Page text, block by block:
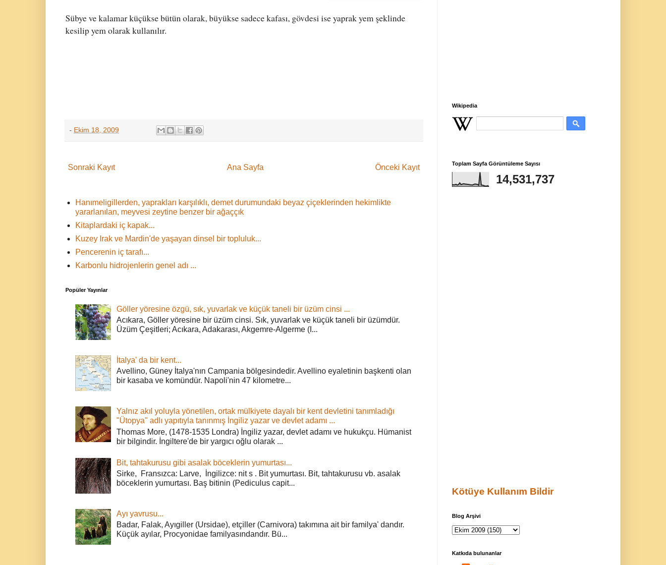
Sübye ve kalamar küçükse bütün olarak, büyükse sadece kafası, gövdesi ise yaprak yem şeklinde
kesilip yem olarak kullanılır.
- Ekim 18, 2009
Sonraki Kayıt Önceki Kayıt
Ana Sayfa
Hanımeligillerden, yaprakları karşılıklı, demet durumundaki beyaz çiçeklerinden hekimlikte
yararlanılan, meyvesi zeytine benzer bir ağaççık
Kitaplardaki iç kapak...
Kuzey Irak ve Mardin'de yaşayan dinsel bir topluluk...
Pencerenin iç tarafı...
Karbonlu hidrojenlerin genel adı ...
Popüler Yayınlar
Göller yöresine özgü, sık, yuvarlak ve küçük taneli bir üzüm cinsi ...
Acıkara, Göller yöresine bir üzüm cinsi. Sık, yuvarlak ve küçük taneli bir üzümdür.
Üzüm Çeşitleri; Acıkara, Adakarası, Akgemre-Algerme (I...
İtalya' da bir kent...
Avellino, Güney İtalya'nın Campania bölgesindedir. Avellino eyaletinin başkenti olan
bir kasaba ve komündür. Napoli'nin 47 kilometre...
Yalnız akıl yoluyla yönetilen, ortak mülkiyete dayalı bir kent devletini tanımladığı
"Ütopya" adlı yapıtıyla tanınmış İngiliz yazar ve devlet adamı ...
Thomas More, (1478-1535 Londra) İngiliz yazar, devlet adamı ve hukukçu. Hümanist
bir bilgindir. İngiltere'de bir yargıcı oğlu olarak ...
Bit, tahtakurusu gibi asalak böceklerin yumurtası...
Sirke, Fransızca: Larve, İngilizce: nit s . Bit yumurtası. Bit, tahtakurusu vb. asalak
böceklerin yumurtası. Baş bitinin (Pediculus capit...
Ayı yavrusu...
Badar, Falak, Ayıgiller (Ursidae), etçiller (Carnivora) takımına ait bir familya' dandır.
Küçük ayılar, Procyonidae familyasındandır. Bü...
Wikipedia
Toplam Sayfa Görüntüleme Sayısı
14,531,737
Kötüye Kullanım Bildir
Blog Arşivi
Katkıda bulunanlar